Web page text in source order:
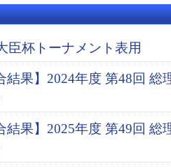
臣杯トーナメント表用
結果】2024年度 第48回
結果】2025年度 第49回